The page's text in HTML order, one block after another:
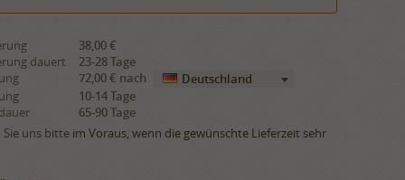
38,00 €
dauert
23-28 Tage
72,00 € nach
Deutschland
10-14 Tage
65-90 Tage
uns bitte im Voraus, wenn die gewünschte Lieferzeit sehr